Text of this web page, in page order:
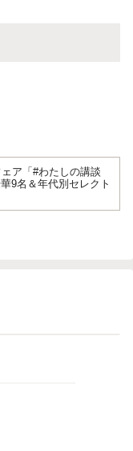
ア「#わたしの講談
9名＆年代別セレクト